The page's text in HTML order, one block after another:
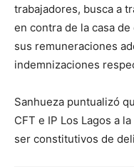
trabajadores, busca a
en contra de la casa
sus remuneraciones
indemnizaciones
Sanhueza puntualizó
CFT e IP Los Lagos a
ser constitutivos de